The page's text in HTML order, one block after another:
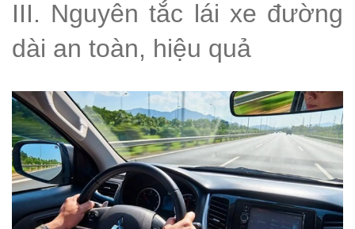
III. Nguyên tắc lái xe đường
dài an toàn, hiệu quả